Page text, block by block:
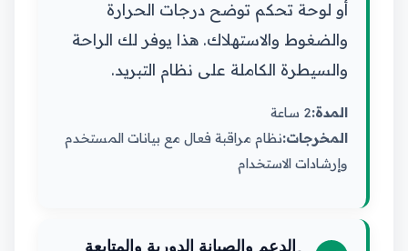
أو لوحة تحكم توضح درجات الحرارة
والضغوط والاستهلاك. هذا يوفر لك الراحة
والسيطرة الكاملة على نظام التبريد.
المدة:2 ساعة
المخرجات:نظام مراقبة فعال مع بيانات المستخدم
وإرشادات الاستخدام
الدعم والصيانة الدورية والمتابعة